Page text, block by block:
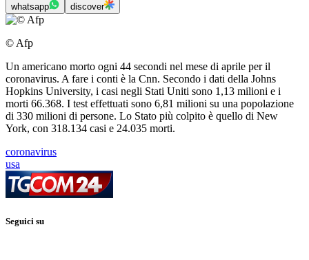
whatsapp discover
© Afp
Un americano morto ogni 44 secondi nel mese di aprile per il
coronavirus. A fare i conti è la Cnn. Secondo i dati della Johns
Hopkins University, i casi negli Stati Uniti sono 1,13 milioni e i
morti 66.368. I test effettuati sono 6,81 milioni su una popolazione
di 330 milioni di persone. Lo Stato più colpito è quello di New
York, con 318.134 casi e 24.035 morti.
coronavirus
usa
Seguici su